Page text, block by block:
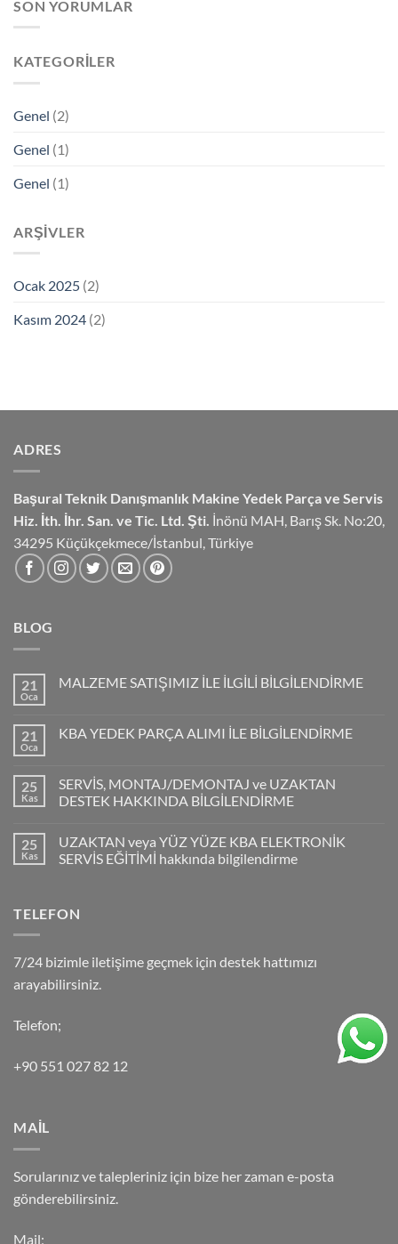
SON YORUMLAR
KATEGORILER
Genel (2)
Genel (1)
Genel (1)
ARŞIVLER
Ocak 2025 (2)
Kasım 2024 (2)
ADRES
Başural Teknik Danışmanlık Makine Yedek Parça ve Servis
Hiz. İth. İhr. San. ve Tic. Ltd. Şti. İnönü MAH, Barış Sk. No:20,
34295 Küçükçekmece/İstanbul, Türkiye
BLOG
21
Oca
MALZEME SATIŞIMIZ İLE İLGİLİ BİLGİLENDİRME
21
Oca
KBA YEDEK PARÇA ALIMI İLE BİLGİLENDİRME
25
Kas
SERVİS, MONTAJ/DEMONTAJ ve UZAKTAN
DESTEK HAKKINDA BİLGİLENDİRME
25
Kas
UZAKTAN veya YÜZ YÜZE KBA ELEKTRONİK
SERVİS EĞİTİMİ hakkında bilgilendirme
TELEFON
7/24 bizimle iletişime geçmek için destek hattımızı
arayabilirsiniz.
Telefon;
+90 551 027 82 12
MAİL
Sorularınız ve talepleriniz için bize her zaman e-posta
gönderebilirsiniz.
Mail;